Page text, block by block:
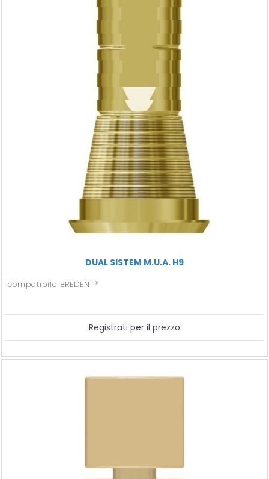
DUAL SISTEM M.U.A. H9
compatibile BREDENT®
Registrati per il prezzo